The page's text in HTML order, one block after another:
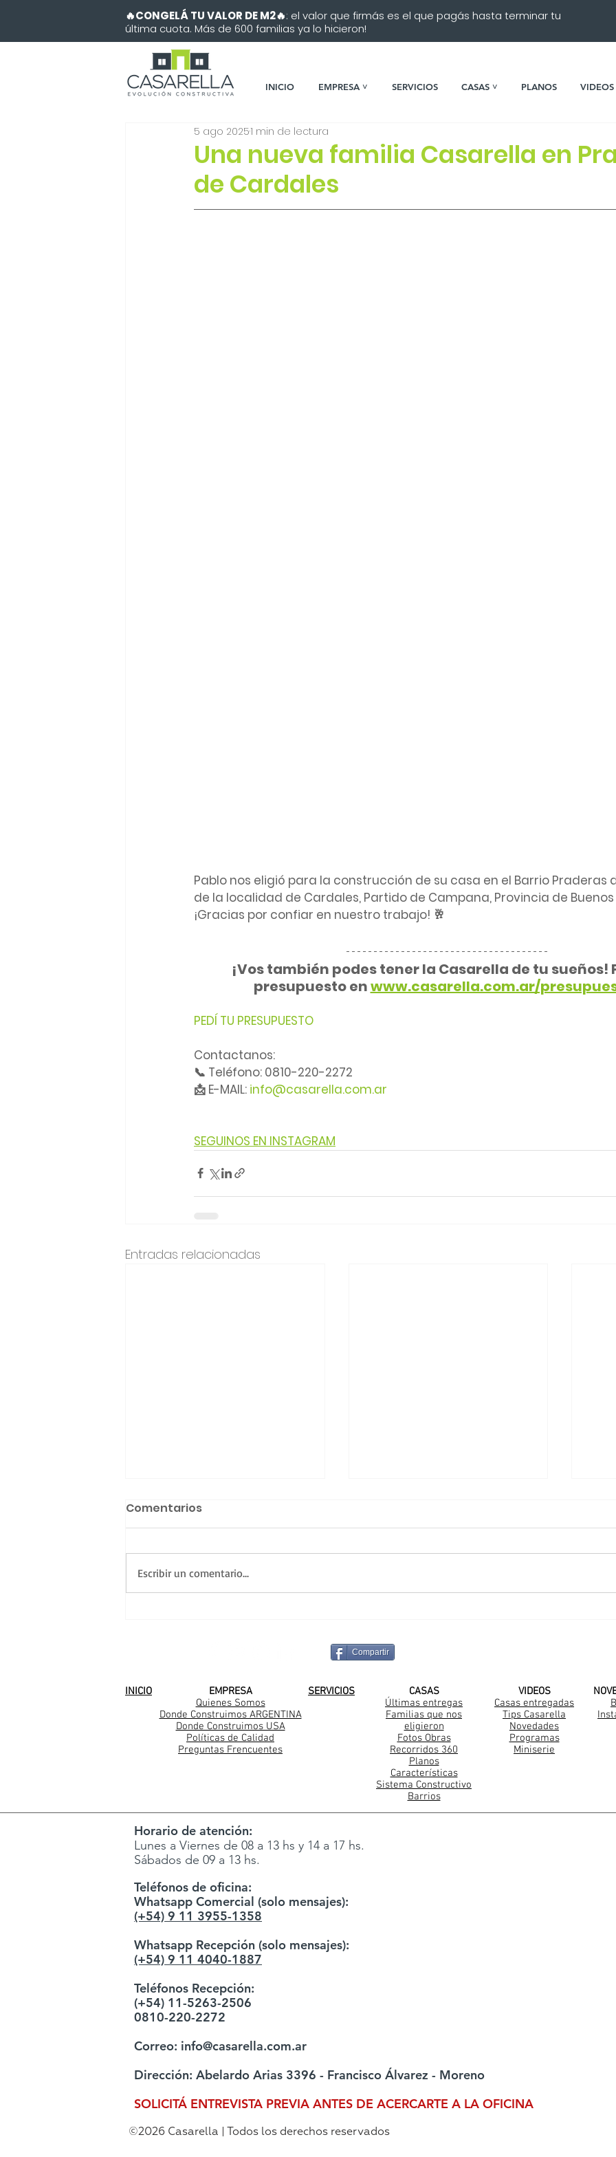
🔥CONGELÁ TU VALOR DE M2🔥: el valor que firmás es el que pagás hasta terminar tu
última cuota. Más de 600 familias ya lo hicieron!
INICIO EMPRESA ˅ SERVICIOS CASAS ˅ PLANOS VIDEOS
Una nueva familia Casarella en
de Cardales
5 ago 20251 min de lectura
Pablo nos eligió para la construcción de su casa en el Barrio Praderas
de la localidad de Cardales, Partido de Campana, Provincia de Buenos
¡Gracias por confiar en nuestro trabajo! 🥂
¡Vos también podes tener la Casarella de tu sueños!
presupuesto en www.casarella.com.ar/
PEDÍ TU PRESUPUESTO
Contactanos:
📞 Teléfono: 0810-220-2272
📩 E-MAIL: info@casarella.com.ar
SEGUINOS EN INSTAGRAM
Entradas relacionadas
Comentarios
Escribir un comentario...
Compartir
Construccion Steel Frame
INICIO
EMPRESA
Quienes Somos
Donde Construimos ARGENTINA
Donde Construimos USA
Políticas de Calidad
Preguntas Frencuentes
SERVICIOS
CASAS
Últimas entregas
Familias que nos
eligieron
Fotos Obras
Recorridos 360
Planos
Características
Sistema Constructivo
Barrios
VIDEOS
Casas entregadas
Tips Casarella
Novedades
Programas
Miniserie
Horario de atención:
Lunes a Viernes de 08 a 13 hs y 14 a 17 hs.
Sábados de 09 a 13 hs.
Teléfonos de oficina:
Whatsapp Comercial (solo mensajes):
(+54) 9 11 3955-1358
Whatsapp Recepción (solo mensajes):
(+54) 9 11 4040-1887
Teléfonos Recepción:
(+54) 11-5263-2506
0810-220-2272
Correo: info@casarella.com.ar
Dirección: Abelardo Arias 3396 - Francisco Álvarez - Moreno
SOLICITÁ ENTREVISTA PREVIA ANTES DE ACERCARTE A LA OFICINA
©2026 Casarella | Todos los derechos reservados